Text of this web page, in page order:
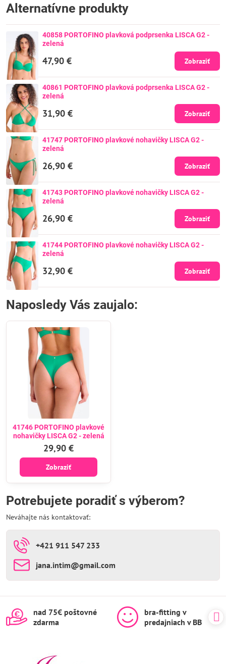
Alternatívne produkty
40858 PORTOFINO plavková podprsenka LISCA G2 -
zelená
47,90 € Zobraziť
40861 PORTOFINO plavková podprsenka LISCA G2 -
zelená
31,90 € Zobraziť
41747 PORTOFINO plavkové nohavičky LISCA G2 -
zelená
26,90 € Zobraziť
41743 PORTOFINO plavkové nohavičky LISCA G2 -
zelená
26,90 € Zobraziť
41744 PORTOFINO plavkové nohavičky LISCA G2 -
zelená
32,90 € Zobraziť
Naposledy Vás zaujalo:
41746 PORTOFINO plavkové
nohavičky LISCA G2 - zelená
29,90 €
Zobraziť
Potrebujete poradiť s výberom?
Neváhajte nás kontaktovať:
+421 911 547 233
jana​.intim​@gmail​.com
nad 75€ poštovné
zdarma
bra-fitting v
predajniach v BB